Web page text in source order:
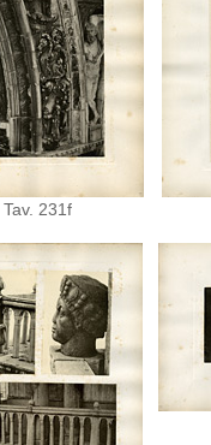
Tav. 231f